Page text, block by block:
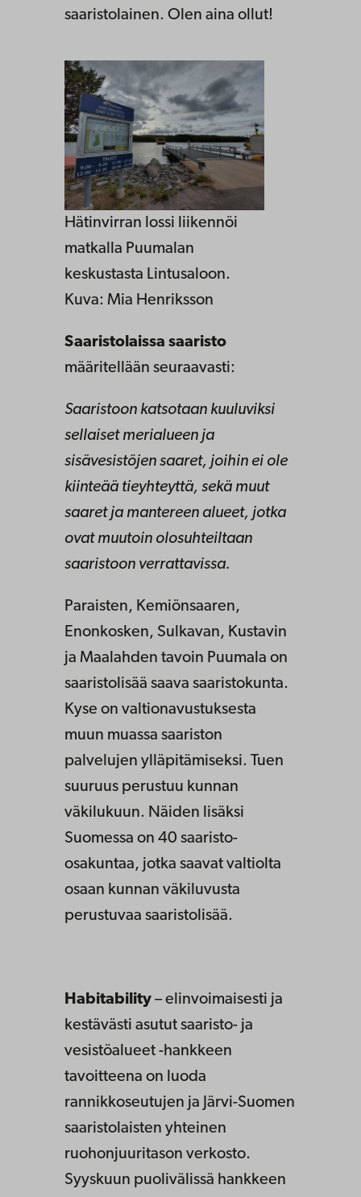
saaristolainen. Olen aina ollut!
Hätinvirran lossi liikennöi
matkalla Puumalan
keskustasta Lintusaloon.
Kuva: Mia Henriksson
Saaristolaissa saaristo
määritellään seuraavasti:
Saaristoon katsotaan kuuluviksi
sellaiset merialueen ja
sisävesistöjen saaret, joihin ei ole
kiinteää tieyhteyttä, sekä muut
saaret ja mantereen alueet, jotka
ovat muutoin olosuhteiltaan
saaristoon verrattavissa.
Paraisten, Kemiönsaaren,
Enonkosken, Sulkavan, Kustavin
ja Maalahden tavoin Puumala on
saaristolisää saava saaristokunta.
Kyse on valtionavustuksesta
muun muassa saariston
palvelujen ylläpitämiseksi. Tuen
suuruus perustuu kunnan
väkilukuun. Näiden lisäksi
Suomessa on 40 saaristo-
osakuntaa, jotka saavat valtiolta
osaan kunnan väkiluvusta
perustuvaa saaristolisää.
Habitability – elinvoimaisesti ja
kestävästi asutut saaristo- ja
vesistöalueet -hankkeen
tavoitteena on luoda
rannikkoseutujen ja Järvi-Suomen
saaristolaisten yhteinen
ruohonjuuritason verkosto.
Syyskuun puolivälissä hankkeen